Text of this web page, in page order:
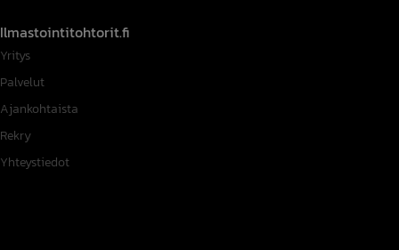
Ilmastointitohtorit.fi
Yritys
Palvelut
Ajankohtaista
Rekry
Yhteystiedot